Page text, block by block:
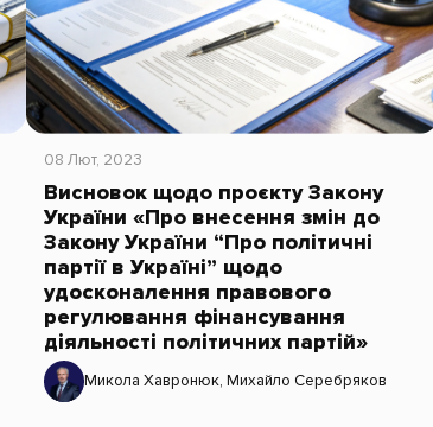
08 Лют, 2023
Висновок щодо проєкту Закону
України «Про внесення змін до
Закону України “Про політичні
партії в Україні” щодо
удосконалення правового
регулювання фінансування
діяльності політичних партій»
Микола Хавронюк,Михайло Серебряков